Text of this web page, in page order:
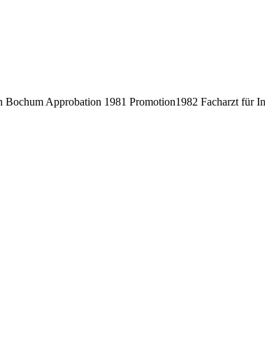
Approbation 1981 Promotion1982 Facharzt für